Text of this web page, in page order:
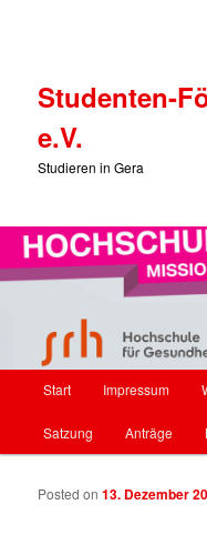
Studenten-
e.V.
Studieren in Gera
Zum Inhalt wechseln
Zum sekundären
Start Impressum
Satzung Anträge
Beitrags-Navigation
Posted on13. Dezember